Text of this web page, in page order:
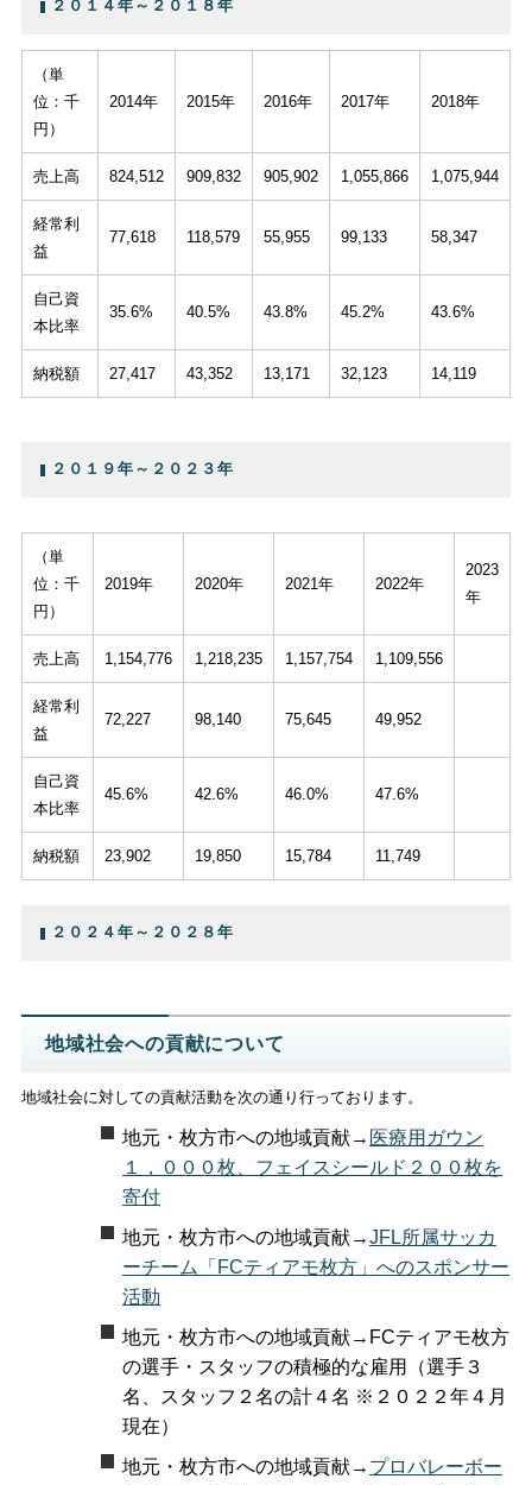
２０１４年～２０１８年
（単
位：千
円）
2014年 2015年 2016年 2017年 2018年
売上高 824,512 909,832 905,902 1,055,866 1,075,944
経常利
益
77,618 118,579 55,955 99,133 58,347
自己資
本比率
35.6% 40.5% 43.8% 45.2% 43.6%
納税額 27,417 43,352 13,171 32,123 14,119
２０１９年～２０２３年
（単
位：千
円）
2019年 2020年 2021年 2022年
2023
年
売上高 1,154,776 1,218,235 1,157,754 1,109,556
経常利
益
72,227 98,140 75,645 49,952
自己資
本比率
45.6% 42.6% 46.0% 47.6%
納税額 23,902 19,850 15,784 11,749
２０２４年～２０２８年
地域社会への貢献について
地域社会に対しての貢献活動を次の通り行っております。
地元・枚方市への地域貢献→ 医療用ガウン
１，０００枚、フェイスシールド２００枚を
寄付
地元・枚方市への地域貢献→JFL所属サッカ
ーチーム「FCティアモ枚方」へのスポンサー
活動
地元・枚方市への地域貢献→FCティアモ枚方
の選手・スタッフの積極的な雇用（選手３
名、スタッフ２名の計４名 ※２０２２年４月
現在）
地元・枚方市への地域貢献→ プロバレーボー